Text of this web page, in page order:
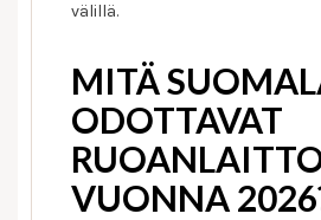
välillä.
MITÄ
ODOTTAVAT
VUONNA